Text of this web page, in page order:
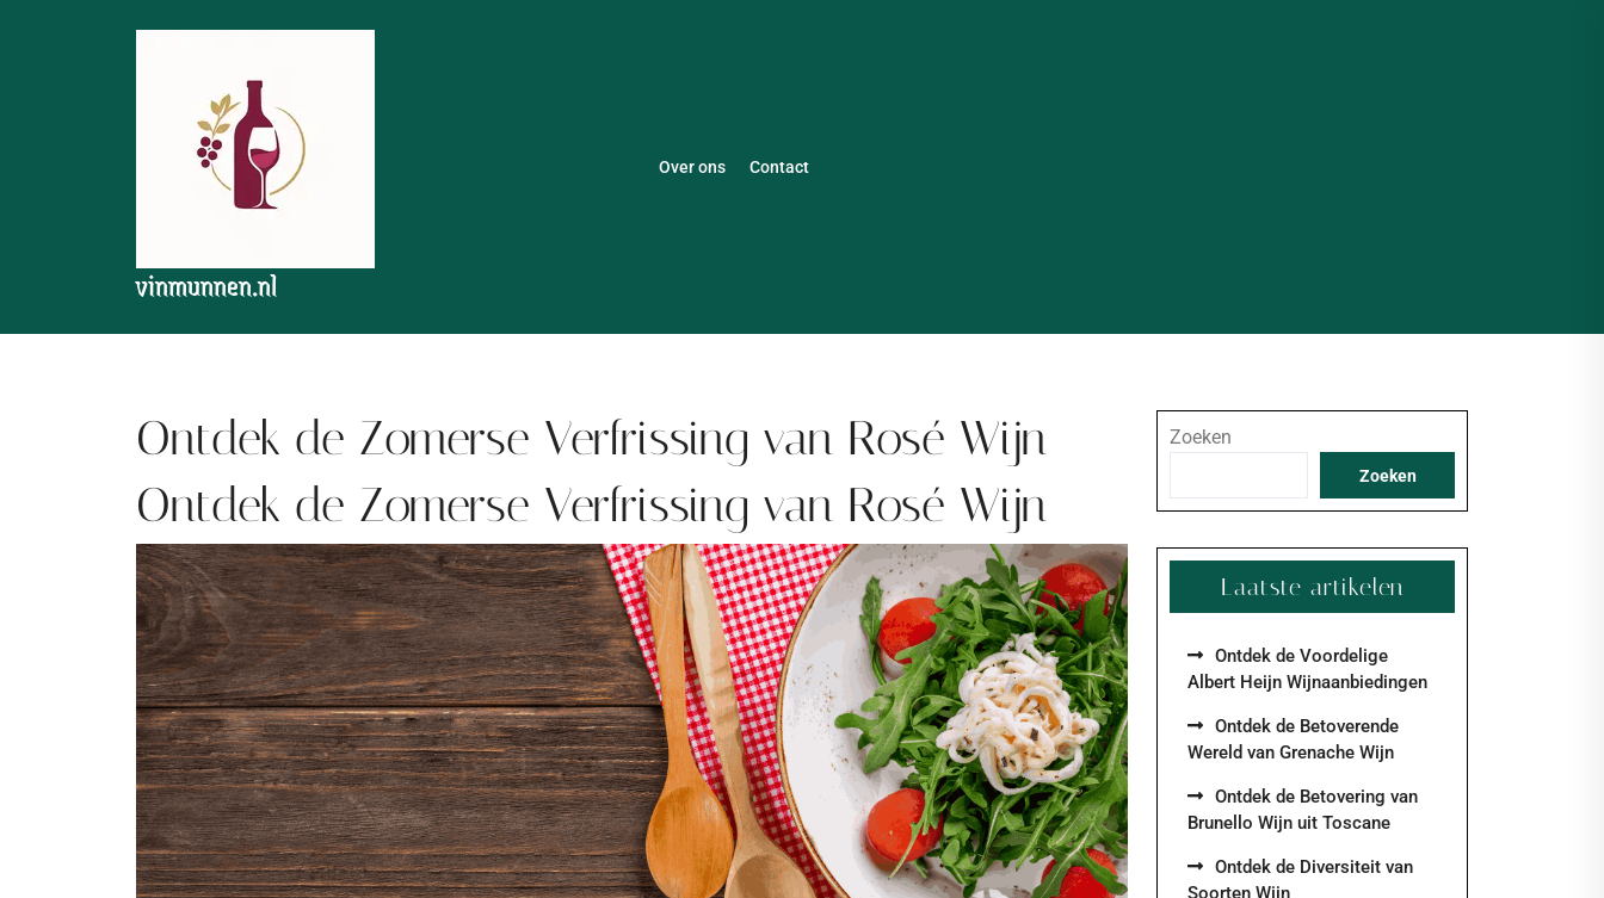
vinmunnen.nl
Over ons Contact
Ontdek de Zomerse Verfrissing van Rosé Wijn
Ontdek de Zomerse Verfrissing van Rosé Wijn
Zoeken
Zoeken
Laatste artikelen
Ontdek de Voordelige
Albert Heijn Wijnaanbiedingen
Ontdek de Betoverende
Wereld van Grenache Wijn
Ontdek de Betovering van
Brunello Wijn uit Toscane
Ontdek de Diversiteit van
Soorten Wijn